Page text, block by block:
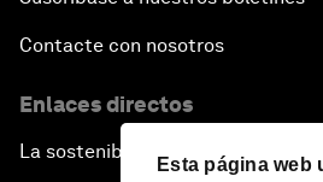
Esta página web
Contacte con nosotros
Enlaces directos
La sostenibilidad en el Foro